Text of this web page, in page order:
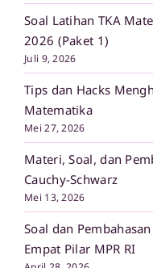
Soal Latihan TKA
2026 (Paket 1)
Juli 9, 2026
Tips dan Hacks
Matematika
Mei 27, 2026
Materi, Soal, dan
Cauchy-Schwarz
Mei 13, 2026
Soal dan
Empat Pilar MPR RI